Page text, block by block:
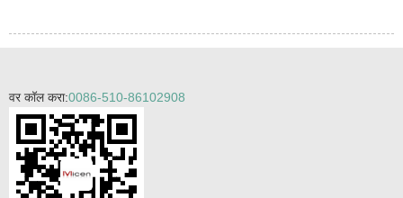
वर कॉल करा:0086-510-86102908